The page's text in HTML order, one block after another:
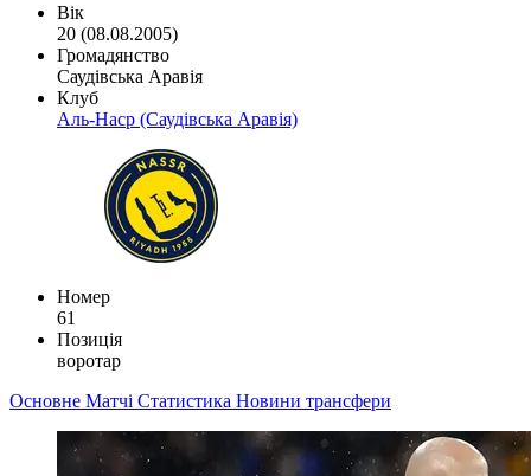
Вік
20 (08.08.2005)
Громадянство
Саудівська Аравія
Клуб
Аль-Наср (Саудівська Аравія)
Номер
61
Позиція
воротар
Основне Матчі Статистика Новини трансфери